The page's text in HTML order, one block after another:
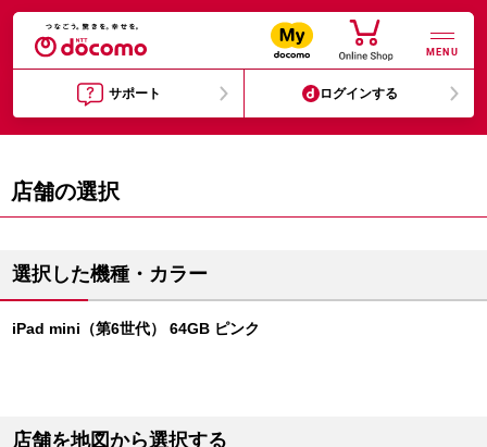
MENU
サポート ログインする
店舗の選択
選択した機種・カラー
iPad mini（第6世代） 64GB ピンク
店舗を地図から選択する